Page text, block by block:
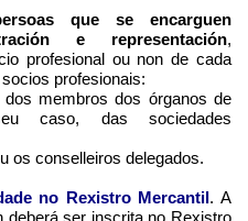
que se encarguen
e representación,
profesional ou non de cada
profesionais:
membros dos órganos de
caso, das sociedades
os conselleiros delegados.
no Rexistro Mercantil. A
deberá ser inscrita no Rexistro